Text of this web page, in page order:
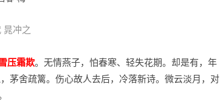
晁冲之
压霜欺。无情燕子，怕春寒、轻失花期。却是有，年
茅舍疏篱。伤心故人去后，冷落新诗。微云淡月，对